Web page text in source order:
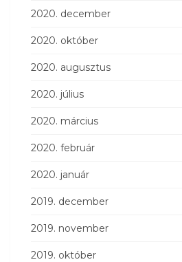
2020. december
2020. október
2020. augusztus
2020. július
2020. március
2020. február
2020. január
2019. december
2019. november
2019. október